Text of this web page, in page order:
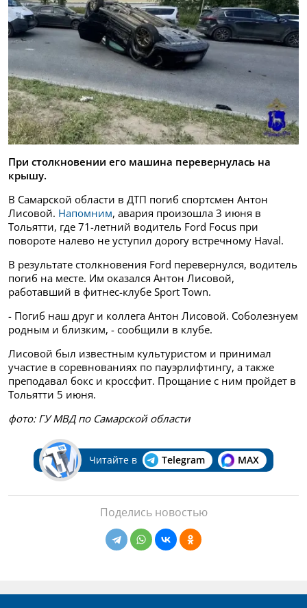
При столкновении его машина перевернулась на
крышу.
В Самарской области в ДТП погиб спортсмен Антон
Лисовой. Напомним, авария произошла 3 июня в
Тольятти, где 71-летний водитель Ford Focus при
повороте налево не уступил дорогу встречному Haval.
В результате столкновения Ford перевернулся, водитель
погиб на месте. Им оказался Антон Лисовой,
работавший в фитнес-клубе Sport Town.
- Погиб наш друг и коллега Антон Лисовой. Соболезнуем
родным и близким, - сообщили в клубе.
Лисовой был известным культуристом и принимал
участие в соревнованиях по пауэрлифтингу, а также
преподавал бокс и кроссфит. Прощание с ним пройдет в
Тольятти 5 июня.
фото: ГУ МВД по Самарской области
Читайте в Telegram MAX
Поделись новостью